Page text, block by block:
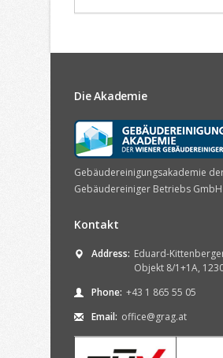
Die Akademie
Gebäudereinigungsakademie
Gebäudereiniger Betriebs GmbH
Kontakt
Address: Eduard-
Objekt 8/1+1A,
Phone: +43 1 865 55 05
Email: office@grag.at